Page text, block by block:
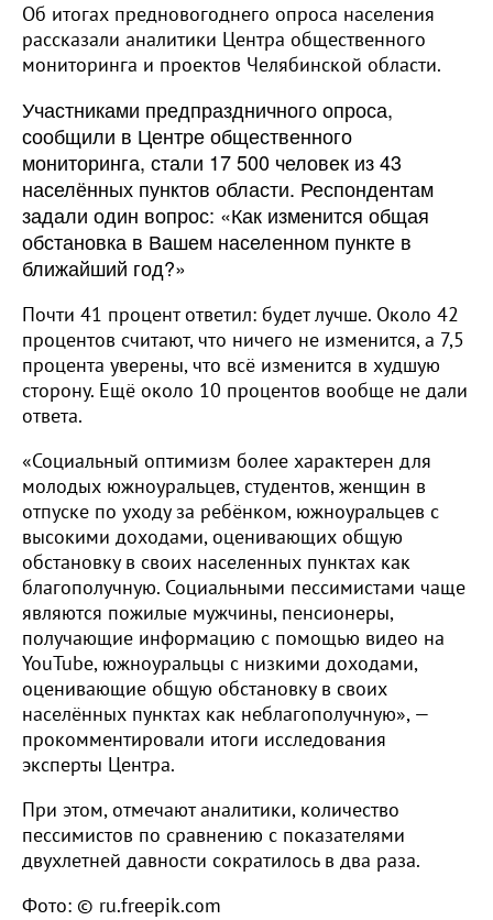
Об итогах предновогоднего опроса населения
рассказали аналитики Центра общественного
мониторинга и проектов Челябинской области.
Участниками предпраздничного опроса,
сообщили в Центре общественного
мониторинга, стали 17 500 человек из 43
населённых пунктов области. Респондентам
задали один вопрос: «Как изменится общая
обстановка в Вашем населенном пункте в
ближайший год?»
Почти 41 процент ответил: будет лучше. Около 42
процентов считают, что ничего не изменится, а 7,5
процента уверены, что всё изменится в худшую
сторону. Ещё около 10 процентов вообще не дали
ответа.
«Социальный оптимизм более характерен для
молодых южноуральцев, студентов, женщин в
отпуске по уходу за ребёнком, южноуральцев с
высокими доходами, оценивающих общую
обстановку в своих населенных пунктах как
благополучную. Социальными пессимистами чаще
являются пожилые мужчины, пенсионеры,
получающие информацию с помощью видео на
YouTube, южноуральцы с низкими доходами,
оценивающие общую обстановку в своих
населённых пунктах как неблагополучную», —
прокомментировали итоги исследования
эксперты Центра.
При этом, отмечают аналитики, количество
пессимистов по сравнению с показателями
двухлетней давности сократилось в два раза.
Фото: © ru.freepik.com